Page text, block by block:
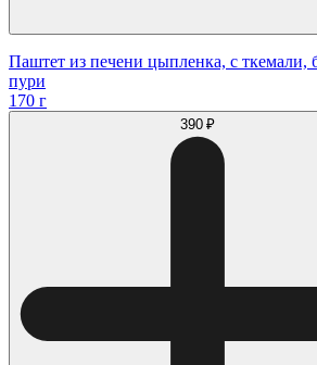
Паштет из печени цыпленка, с ткемали,
пури
170 г
390 ₽